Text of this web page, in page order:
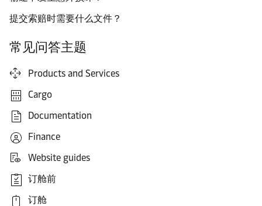
提交索赔时需要什么文件？
常见问答主题
Products and Services
Cargo
Documentation
Finance
Website guides
订舱前
订舱